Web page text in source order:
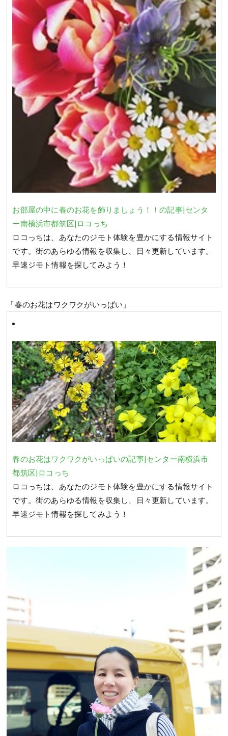
お部屋の中に春のお花を飾りましょう！！の記事|センタ
ー南横浜市都筑区|ロコっち
ロコっちは、あなたのジモト体験を豊かにする情報サイト
です。街のあらゆる情報を収集し、日々更新しています。
早速ジモト情報を探してみよう！
「春のお花はワクワクがいっぱい」
春のお花はワクワクがいっぱいの記事|センター南横浜市
都筑区|ロコっち
ロコっちは、あなたのジモト体験を豊かにする情報サイト
です。街のあらゆる情報を収集し、日々更新しています。
早速ジモト情報を探してみよう！